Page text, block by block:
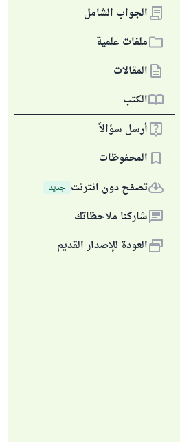
الجواب الشامل
ملفات علمية
المقالات
الكتب
أرسل سؤالاً
المحفوظات
تصفح دون انترنت جديد
شاركنا ملاحظاتك
العودة للإصدار القديم